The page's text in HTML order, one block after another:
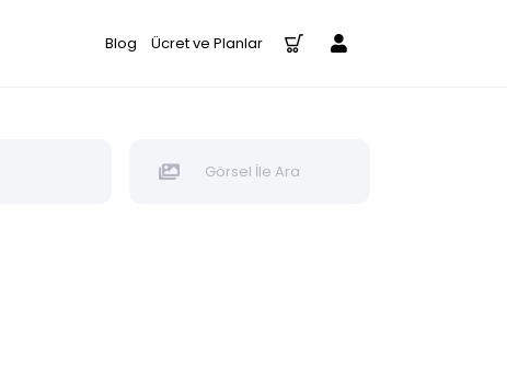
Blog Ücret ve Planlar
Görsel İle Ara